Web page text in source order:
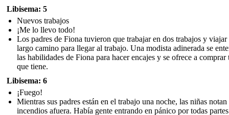
Libisema: 5
Nuevos trabajos
¡Me lo llevo todo!
Los padres de Fiona tuvieron que trabajar en dos trabajos y viajar
largo camino para llegar al trabajo. Una modista adinerada se
las habilidades de Fiona para hacer encajes y se ofrece a comprar
que tiene.
Libisema: 6
¡Fuego!
Mientras sus padres están en el trabajo una noche, las niñas notan
incendios afuera. Había gente entrando en pánico por todas